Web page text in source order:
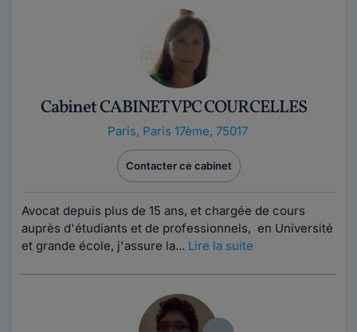
Cabinet CABINET VPC COURCELLES
Paris, Paris 17ème, 75017
Contacter ce cabinet
Avocat depuis plus de 15 ans, et chargée de cours
auprès d'étudiants et de professionnels, en Université
et grande école, j'assure la... Lire la suite